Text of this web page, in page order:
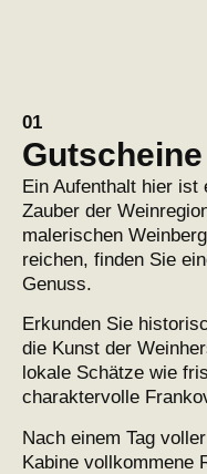
01
Gutscheine
Ein Aufenthalt hier ist
Zauber der
malerischen
reichen, finden Sie
Genuss.
Erkunden Sie
die Kunst der
lokale Schätze wie
charaktervolle
Nach einem Tag
Kabine vollkommene